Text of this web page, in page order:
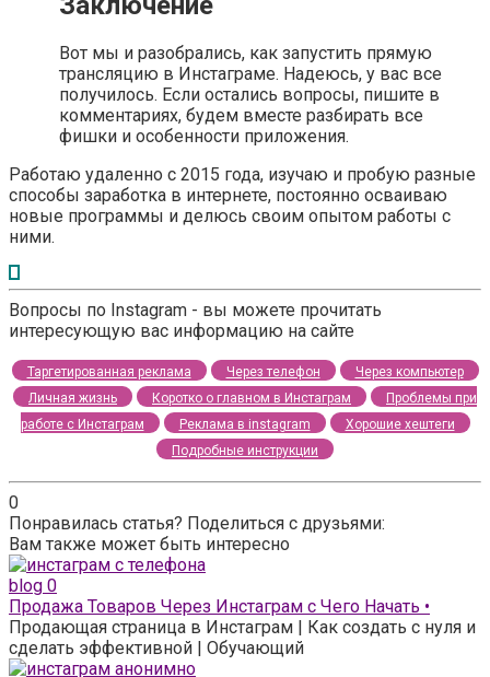
Вот мы и разобрались, как запустить прямую
трансляцию в Инстаграме. Надеюсь, у вас все
получилось. Если остались вопросы, пишите в
комментариях, будем вместе разбирать все
фишки и особенности приложения.
Работаю удаленно с 2015 года, изучаю и пробую разные
способы заработка в интернете, постоянно осваиваю
новые программы и делюсь своим опытом работы с
ними.
Вопросы по Instagram - вы можете прочитать
интересующую вас информацию на сайте
Таргетированная реклама Через телефон
Через компьютер
Личная жизнь
Коротко о главном в Инстаграм
Проблемы при
работе с Инстаграм
Реклама в instagram
Хорошие хештеги
Подробные инструкции
0
Понравилась статья? Поделиться с друзьями:
Вам также может быть интересно
blog 0
Продажа Товаров Через Инстаграм с Чего Начать •
Продающая страница в Инстаграм | Как создать с нуля и
сделать эффективной | Обучающий